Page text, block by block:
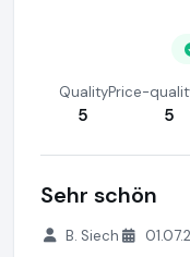
Quality
5
Price-
5
Sehr schön
B. Siech